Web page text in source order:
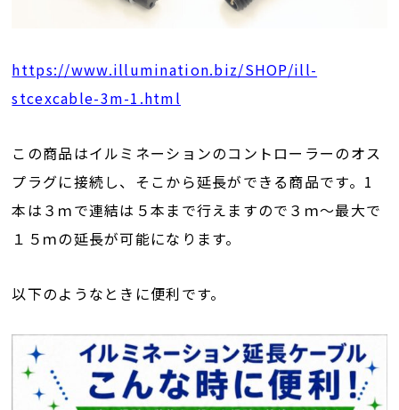
https://www.illumination.biz/SHOP/ill-
stcexcable-3m-1.html
この商品はイルミネーションのコントローラーのオス
プラグに接続し、そこから延長ができる商品です。1
本は３ｍで連結は５本まで行えますので３ｍ～最大で
１５ｍの延長が可能になります。
以下のようなときに便利です。